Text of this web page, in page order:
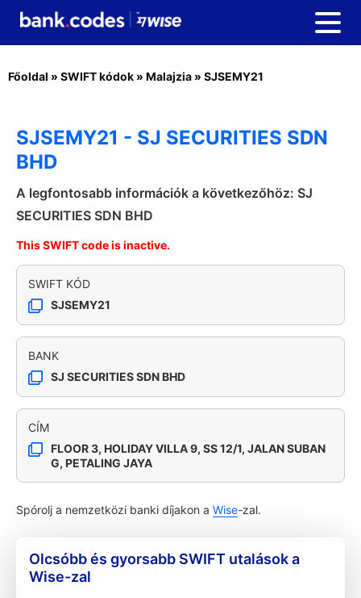
Főoldal » SWIFT kódok » Malajzia » SJSEMY21
SJSEMY21 - SJ SECURITIES SDN
BHD
A legfontosabb információk a következőhöz: SJ
SECURITIES SDN BHD
This SWIFT code is inactive.
SWIFT KÓD
SJSEMY21
BANK
SJ SECURITIES SDN BHD
CÍM
FLOOR 3, HOLIDAY VILLA 9, SS 12/1, JALAN SUBAN
G, PETALING JAYA
Spórolj a nemzetközi banki díjakon a Wise-zal.
Olcsóbb és gyorsabb SWIFT utalások a
Wise-zal